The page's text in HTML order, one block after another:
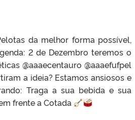
da melhor forma possível,
2 de Dezembro teremos o
@aaaecentauro @aaaefufpel
a ideia? Estamos ansiosos e
Traga a sua bebida e sua
frente a Cotada